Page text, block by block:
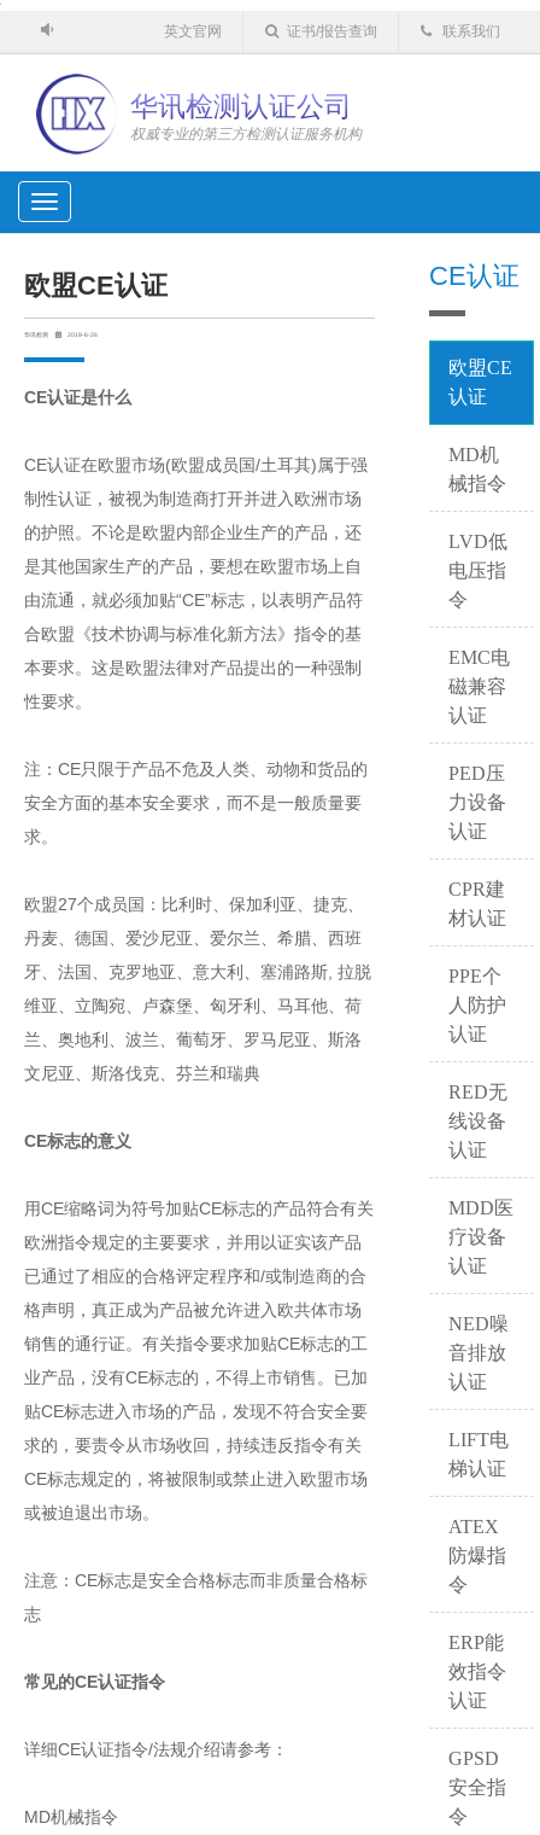
'
英文官网 证书/报告查询 联系我们
华讯检测认证公司
权威专业的第三方检测认证服务机构
Toggle
navigation
欧盟CE认证
华讯检测 2019-6-26
CE认证是什么
CE认证在欧盟市场(欧盟成员国/土耳其)属于强
制性认证，被视为制造商打开并进入欧洲市场
的护照。不论是欧盟内部企业生产的产品，还
是其他国家生产的产品，要想在欧盟市场上自
由流通，就必须加贴“CE”标志，以表明产品符
合欧盟《技术协调与标准化新方法》指令的基
本要求。这是欧盟法律对产品提出的一种强制
性要求。
注：CE只限于产品不危及人类、动物和货品的
安全方面的基本安全要求，而不是一般质量要
求。
欧盟27个成员国：比利时、保加利亚、捷克、
丹麦、德国、爱沙尼亚、爱尔兰、希腊、西班
牙、法国、克罗地亚、意大利、塞浦路斯, 拉脱
维亚、立陶宛、卢森堡、匈牙利、马耳他、荷
兰、奥地利、波兰、葡萄牙、罗马尼亚、斯洛
文尼亚、斯洛伐克、芬兰和瑞典
CE标志的意义
用CE缩略词为符号加贴CE标志的产品符合有关
欧洲指令规定的主要要求，并用以证实该产品
已通过了相应的合格评定程序和/或制造商的合
格声明，真正成为产品被允许进入欧共体市场
销售的通行证。有关指令要求加贴CE标志的工
业产品，没有CE标志的，不得上市销售。已加
贴CE标志进入市场的产品，发现不符合安全要
求的，要责令从市场收回，持续违反指令有关
CE标志规定的，将被限制或禁止进入欧盟市场
或被迫退出市场。
注意：CE标志是安全合格标志而非质量合格标
志
常见的CE认证指令
详细CE认证指令/法规介绍请参考：
MD机械指令
CE认证
欧盟CE
认证
MD机
械指令
LVD低
电压指
令
EMC电
磁兼容
认证
PED压
力设备
认证
CPR建
材认证
PPE个
人防护
认证
RED无
线设备
认证
MDD医
疗设备
认证
NED噪
音排放
认证
LIFT电
梯认证
ATEX
防爆指
令
ERP能
效指令
认证
GPSD
安全指
令